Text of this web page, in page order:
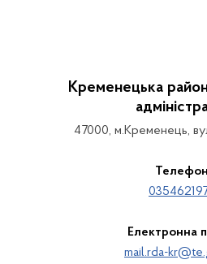
Кременецька
47000, м.Кременець,
Телефон
Електронна
mail.rda-